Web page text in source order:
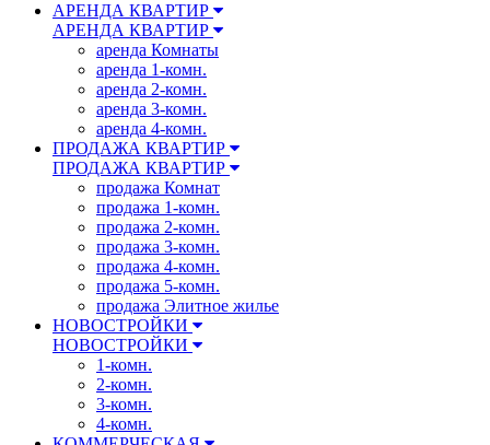
АРЕНДА КВАРТИР
АРЕНДА КВАРТИР
аренда Комнаты
аренда 1-комн.
аренда 2-комн.
аренда 3-комн.
аренда 4-комн.
ПРОДАЖА КВАРТИР
ПРОДАЖА КВАРТИР
продажа Комнат
продажа 1-комн.
продажа 2-комн.
продажа 3-комн.
продажа 4-комн.
продажа 5-комн.
продажа Элитное жилье
НОВОСТРОЙКИ
НОВОСТРОЙКИ
1-комн.
2-комн.
3-комн.
4-комн.